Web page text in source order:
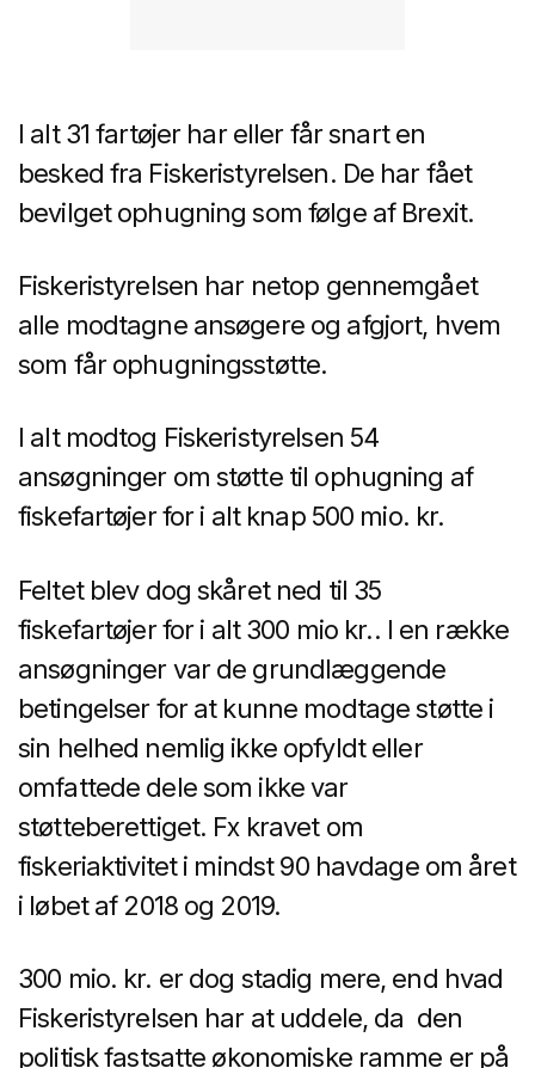
I alt 31 fartøjer har eller får snart en
besked fra Fiskeristyrelsen. De har fået
bevilget ophugning som følge af Brexit.
Fiskeristyrelsen har netop gennemgået
alle modtagne ansøgere og afgjort, hvem
som får ophugningsstøtte.
I alt modtog Fiskeristyrelsen 54
ansøgninger om støtte til ophugning af
fiskefartøjer for i alt knap 500 mio. kr.
Feltet blev dog skåret ned til 35
fiskefartøjer for i alt 300 mio kr.. I en række
ansøgninger var de grundlæggende
betingelser for at kunne modtage støtte i
sin helhed nemlig ikke opfyldt eller
omfattede dele som ikke var
støtteberettiget. Fx kravet om
fiskeriaktivitet i mindst 90 havdage om året
i løbet af 2018 og 2019.
300 mio. kr. er dog stadig mere, end hvad
Fiskeristyrelsen har at uddele, da den
politisk fastsatte økonomiske ramme er på